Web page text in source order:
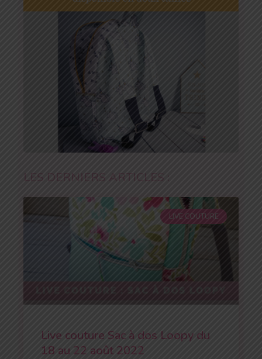
LES DERNIERS ARTICLES :
LIVE COUTURE
Live couture Sac à dos Loopy du
18 au 22 août 2022